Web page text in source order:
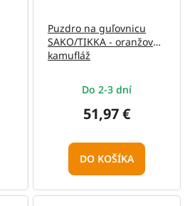
Puzdro na guľovnicu
SAKO/TIKKA - oranžová
kamufláž
Do 2-3 dní
51,97 €
DO KOŠÍKA